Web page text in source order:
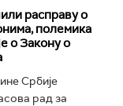
расправу о
полемика
о Закону о
Србије
рад за